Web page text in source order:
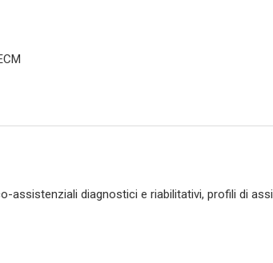
assistenziali diagnostici e riabilitativi, profili di